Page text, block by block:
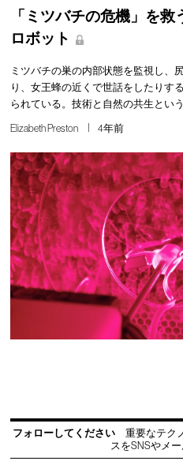
「ミツバチの危機」を
ロボット
ミツバチの巣の内部状態を監視し、
り、女王蜂の近くで世話をしたりす
られている。技術と自然の共生とい
Elizabeth Preston 4年前
フォローしてください
重要なテク
スをSNSやメ